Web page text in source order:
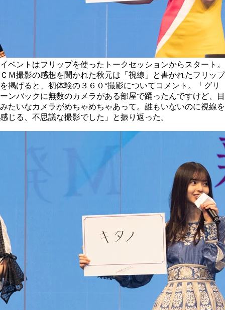
イベントはフリップを使ったトークセッションからスタート。
ＣＭ撮影の感想を聞かれた秋元は「視線」と書かれたフリップ
を掲げると、初体験の３６０°撮影についてコメント。「グリ
ーンバックに無数のカメラがある部屋で踊ったんですけど、目
みたいなカメラがめちゃめちゃあって。誰もいないのに視線を
感じる、不思議な撮影でした」と振り返った。